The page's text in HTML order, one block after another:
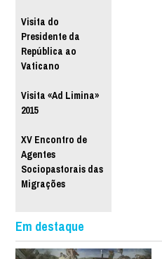
Visita do
Presidente da
República ao
Vaticano
Visita «Ad Limina»
2015
XV Encontro de
Agentes
Sociopastorais das
Migrações
Em destaque